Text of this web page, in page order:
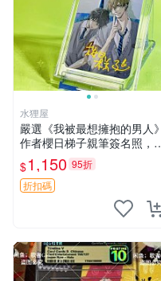
水狸屋
嚴選《我被最想擁抱的男人》
作者櫻日梯子親筆簽名照，3
寸尺寸日版中古 默認初瑕配
套原裝卡磚。櫻花限定 簽名
周邊 限量收藏 我被最想擁抱
的男人 櫻日梯子 原
$1,150 95折
折扣碼